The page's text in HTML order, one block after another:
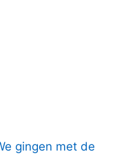
gingen met de